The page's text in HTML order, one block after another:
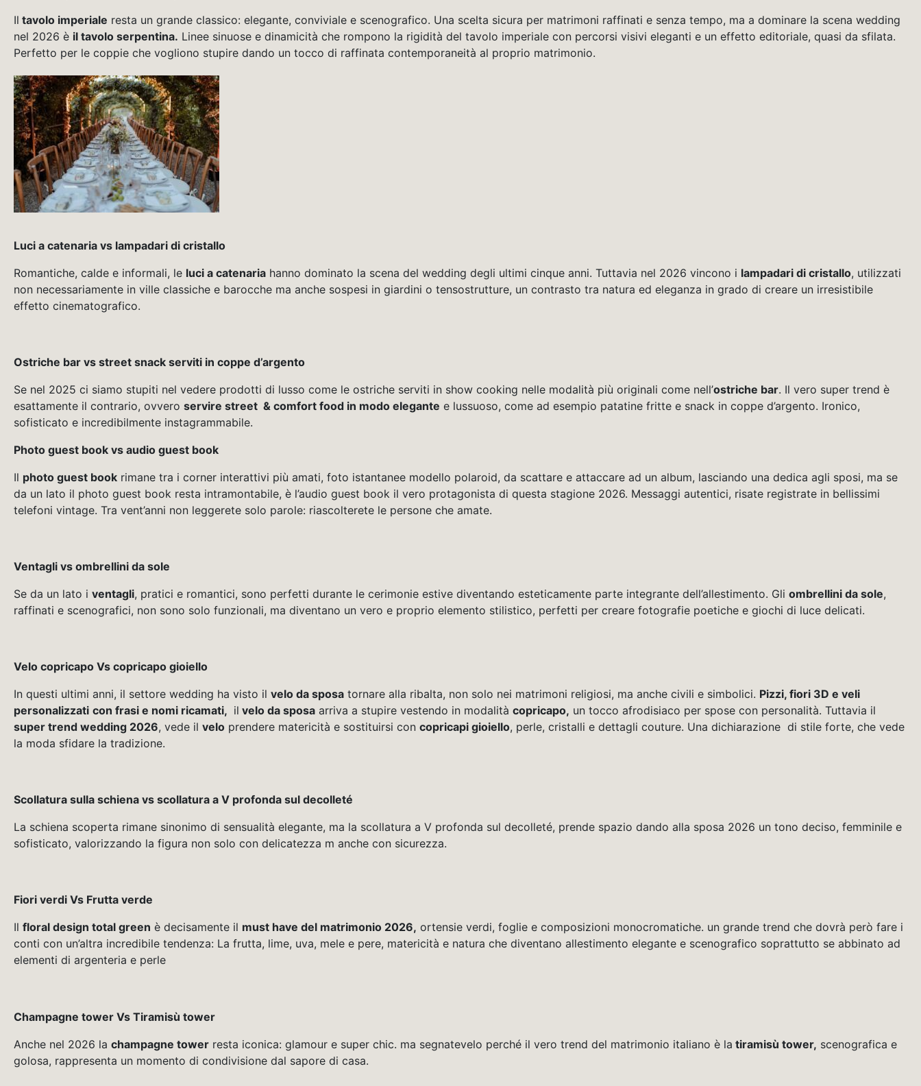
Il tavolo imperiale resta un grande classico: elegante, conviviale e scenografico. Una scelta sicura per matrimoni raffinati e senza tempo, ma a dominare la scena wedding
nel 2026 è il tavolo serpentina. Linee sinuose e dinamicità che rompono la rigidità del tavolo imperiale con percorsi visivi eleganti e un effetto editoriale, quasi da sfilata.
Perfetto per le coppie che vogliono stupire dando un tocco di raffinata contemporaneità al proprio matrimonio.
Luci a catenaria vs lampadari di cristallo
Romantiche, calde e informali, le luci a catenaria hanno dominato la scena del wedding degli ultimi cinque anni. Tuttavia nel 2026 vincono i lampadari di cristallo, utilizzati
non necessariamente in ville classiche e barocche ma anche sospesi in giardini o tensostrutture, un contrasto tra natura ed eleganza in grado di creare un irresistibile
effetto cinematografico.
Ostriche bar vs street snack serviti in coppe d’argento
Se nel 2025 ci siamo stupiti nel vedere prodotti di lusso come le ostriche serviti in show cooking nelle modalità più originali come nell’ostriche bar. Il vero super trend è
esattamente il contrario, ovvero servire street & comfort food in modo elegante e lussuoso, come ad esempio patatine fritte e snack in coppe d’argento. Ironico,
sofisticato e incredibilmente instagrammabile.
Photo guest book vs audio guest book
Il photo guest book rimane tra i corner interattivi più amati, foto istantanee modello polaroid, da scattare e attaccare ad un album, lasciando una dedica agli sposi, ma se
da un lato il photo guest book resta intramontabile, è l’audio guest book il vero protagonista di questa stagione 2026. Messaggi autentici, risate registrate in bellissimi
telefoni vintage. Tra vent’anni non leggerete solo parole: riascolterete le persone che amate.
Ventagli vs ombrellini da sole
Se da un lato i ventagli, pratici e romantici, sono perfetti durante le cerimonie estive diventando esteticamente parte integrante dell’allestimento. Gli ombrellini da sole,
raffinati e scenografici, non sono solo funzionali, ma diventano un vero e proprio elemento stilistico, perfetti per creare fotografie poetiche e giochi di luce delicati.
Velo copricapo Vs copricapo gioiello
In questi ultimi anni, il settore wedding ha visto il velo da sposa tornare alla ribalta, non solo nei matrimoni religiosi, ma anche civili e simbolici. Pizzi, fiori 3D e veli
personalizzati con frasi e nomi ricamati, il velo da sposa arriva a stupire vestendo in modalità copricapo, un tocco afrodisiaco per spose con personalità. Tuttavia il
super trend wedding 2026, vede il velo prendere matericità e sostituirsi con copricapi gioiello, perle, cristalli e dettagli couture. Una dichiarazione di stile forte, che vede
la moda sfidare la tradizione.
Scollatura sulla schiena vs scollatura a V profonda sul decolleté
La schiena scoperta rimane sinonimo di sensualità elegante, ma la scollatura a V profonda sul decolleté, prende spazio dando alla sposa 2026 un tono deciso, femminile e
sofisticato, valorizzando la figura non solo con delicatezza m anche con sicurezza.
Fiori verdi Vs Frutta verde
Il floral design total green è decisamente il must have del matrimonio 2026, ortensie verdi, foglie e composizioni monocromatiche. un grande trend che dovrà però fare i
conti con un’altra incredibile tendenza: La frutta, lime, uva, mele e pere, matericità e natura che diventano allestimento elegante e scenografico soprattutto se abbinato ad
elementi di argenteria e perle
Champagne tower Vs Tiramisù tower
Anche nel 2026 la champagne tower resta iconica: glamour e super chic. ma segnatevelo perché il vero trend del matrimonio italiano è la tiramisù tower, scenografica e
golosa, rappresenta un momento di condivisione dal sapore di casa.